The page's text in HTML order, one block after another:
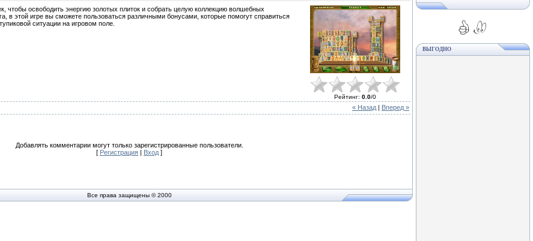
чтобы освободить энергию золотых плиток и собрать целую коллекцию волшебных
в этой игре вы сможете пользоваться различными бонусами, которые помогут справиться
ситуации на игровом поле.
Рейтинг: 0.0/0
« Назад | Вперед »
Добавлять комментарии могут только зарегистрированные пользователи.
[ Регистрация | Вход ]
Все права защищены © 2000
ВЫГОДНО